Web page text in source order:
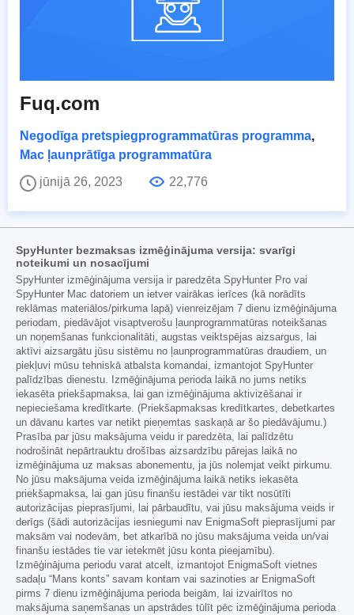
Fuq.com
Negodīga pretspiegprogrammatūras programma,
Mac ļaunprātīga programmatūra
jūnijā 26, 2023
22,776
SpyHunter bezmaksas izmēģinājuma versija: svarīgi
noteikumi un nosacījumi
SpyHunter izmēģinājuma versija ir paredzēta SpyHunter Pro vai
SpyHunter Mac datoriem un ietver vairākas ierīces (kā norādīts
reklāmas materiālos/pirkuma lapā) vienreizējam 7 dienu izmēģinājuma
periodam, piedāvājot visaptverošu ļaunprogrammatūras noteikšanas
un noņemšanas funkcionalitāti, augstas veiktspējas aizsargus, lai
aktīvi aizsargātu jūsu sistēmu no ļaunprogrammatūras draudiem, un
piekļuvi mūsu tehniskā atbalsta komandai, izmantojot SpyHunter
palīdzības dienestu. Izmēģinājuma perioda laikā no jums netiks
iekasēta priekšapmaksa, lai gan izmēģinājuma aktivizēšanai ir
nepieciešama kredītkarte. (Priekšapmaksas kredītkartes, debetkartes
un dāvanu kartes var netikt pieņemtas saskaņā ar šo piedāvājumu.)
Prasība par jūsu maksājuma veidu ir paredzēta, lai palīdzētu
nodrošināt nepārtrauktu drošības aizsardzību pārejas laikā no
izmēģinājuma uz maksas abonementu, ja jūs nolemjat veikt pirkumu.
No jūsu maksājuma veida izmēģinājuma laikā netiks iekasēta
priekšapmaksa, lai gan jūsu finanšu iestādei var tikt nosūtīti
autorizācijas pieprasījumi, lai pārbaudītu, vai jūsu maksājuma veids ir
derīgs (šādi autorizācijas iesniegumi nav EnigmaSoft pieprasījumi par
maksām vai nodevām, bet atkarībā no jūsu maksājuma veida un/vai
finanšu iestādes tie var ietekmēt jūsu konta pieejamību).
Izmēģinājuma periodu varat atcelt, izmantojot EnigmaSoft vietnes
sadaļu “Mans konts” savam kontam vai sazinoties ar EnigmaSoft
pirms 7 dienu izmēģinājuma perioda beigām, lai izvairītos no
maksājuma saņemšanas un apstrādes tūlīt pēc izmēģinājuma perioda